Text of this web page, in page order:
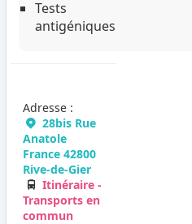
Tests
antigéniques
Adresse :
28bis Rue
Anatole
France 42800
Rive-de-Gier
Itinéraire -
Transports en
commun